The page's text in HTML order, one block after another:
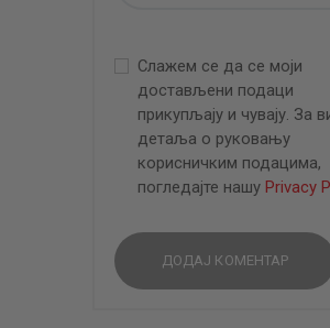
Слажем се да се моји
достављени подаци
прикупљају и чувају. За
детаља о руковању
корисничким подацима,
погледајте нашу Privacy